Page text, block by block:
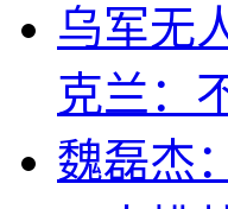
乌军无
克兰：
魏磊杰